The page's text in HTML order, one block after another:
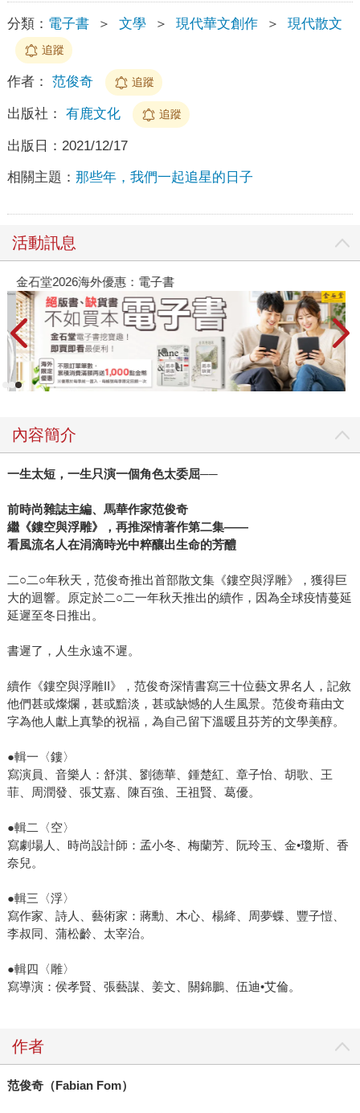
分類： 電子書 ＞ 文學 ＞ 現代華文創作 ＞ 現代散文
追蹤
作者： 范俊奇 追蹤
出版社： 有鹿文化 追蹤
出版日： 2021/12/17
相關主題： 那些年，我們一起追星的日子
活動訊息
金石堂2026海外優惠：電子書
內容簡介
一生太短，一生只演一個角色太委屈──
前時尚雜誌主編、馬華作家范俊奇
繼《鏤空與浮雕》，再推深情著作第二集——
看風流名人在涓滴時光中粹釀出生命的芳醴
二○二○年秋天，范俊奇推出首部散文集《鏤空與浮雕》，獲得巨
大的迴響。原定於二○二一年秋天推出的續作，因為全球疫情蔓延
延遲至冬日推出。
書遲了，人生永遠不遲。
續作《鏤空與浮雕II》，范俊奇深情書寫三十位藝文界名人，記敘
他們甚或燦爛，甚或黯淡，甚或缺憾的人生風景。范俊奇藉由文
字為他人獻上真摯的祝福，為自己留下溫暖且芬芳的文學美醇。
●輯一〈鏤〉
寫演員、音樂人：舒淇、劉德華、鍾楚紅、章子怡、胡歌、王
菲、周潤發、張艾嘉、陳百強、王祖賢、葛優。
●輯二〈空〉
寫劇場人、時尚設計師：孟小冬、梅蘭芳、阮玲玉、金•瓊斯、香
奈兒。
●輯三〈浮〉
寫作家、詩人、藝術家：蔣勳、木心、楊絳、周夢蝶、豐子愷、
李叔同、蒲松齡、太宰治。
●輯四〈雕〉
寫導演：侯孝賢、張藝謀、姜文、關錦鵬、伍迪•艾倫。
作者
范俊奇（Fabian Fom）